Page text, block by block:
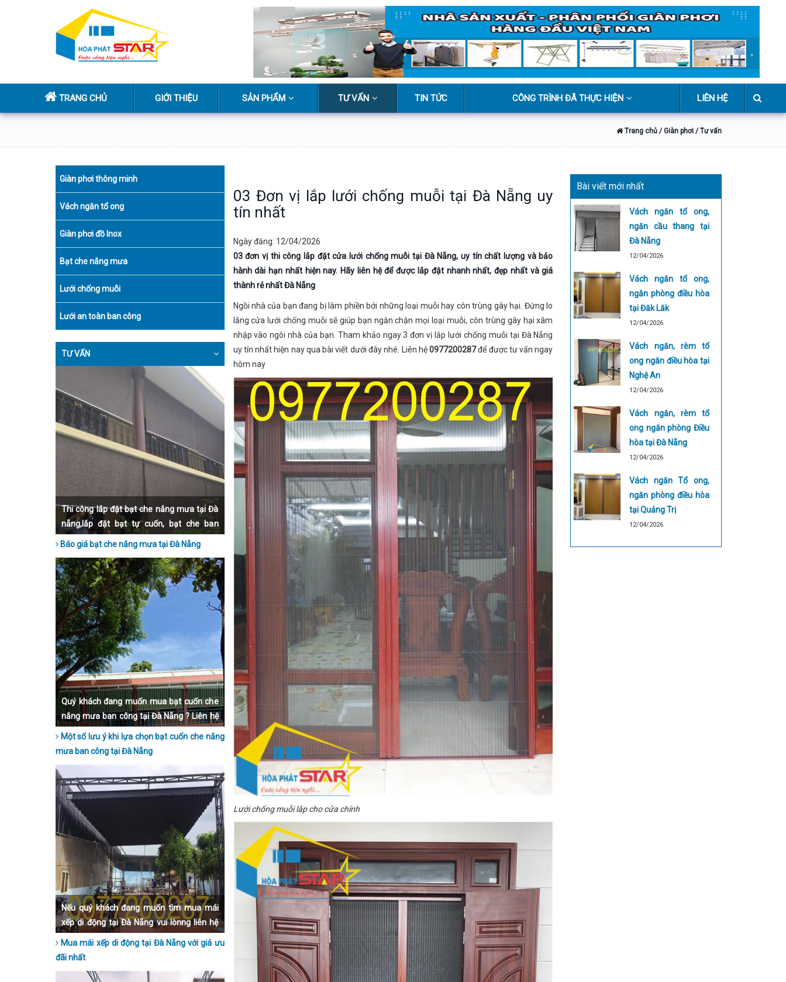
TRANG CHỦ GIỚI THIỆU SẢN PHẨM TƯ VẤN TIN TỨC CÔNG TRÌNH ĐÃ THỰC HIỆN LIÊN HỆ
Trang chủ / Giàn phơi / Tư vấn
03 Đơn vị lắp lưới chống muỗi tại Đà Nẵng uy
tín nhất
Ngày đăng: 12/04/2026
03 đơn vị thi công lắp đặt cửa lưới chống muỗi tại Đà Nẵng, uy tín chất lượng và bảo
hành dài hạn nhất hiện nay. Hãy liên hệ để được lắp đặt nhanh nhất, đẹp nhất và giá
thành rẻ nhất Đà Nẵng
Ngồi nhà của bạn đang bị làm phiền bởi những loại muỗi hay côn trùng gây hại. Đừng lo
lắng cửa lưới chống muỗi sẽ giúp bạn ngăn chặn mọi loại muỗi, côn trùng gây hại xâm
nhập vào ngôi nhà của bạn. Tham khảo ngay 3 đơn vị lắp lưới chống muỗi tại Đà Nẵng
uy tín nhất hiện nay qua bài viết dưới đây nhé. Liên hệ0977200287để được tư vấn ngay
hôm nay
Lưới chống muỗi lắp cho cửa chính
Bài viết mới nhất
Vách ngăn tổ ong,
ngăn cầu thang tại
Đà Nẵng
12/04/2026
Vách ngăn tổ ong,
ngăn phòng điều hòa
tại Đăk Lăk
12/04/2026
Vách ngăn, rèm tổ
ong ngăn điều hòa tại
Nghệ An
12/04/2026
Vách ngăn, rèm tổ
ong ngăn phòng Điều
hòa tại Đà Nẵng
12/04/2026
Vách ngăn Tổ ong,
ngăn phòng điều hòa
tại Quảng Trị
12/04/2026
Giàn phơi thông minh
Vách ngăn tổ ong
Giàn phơi đồ Inox
Bạt che nắng mưa
Lưới chống muỗi
Lưới an toàn ban công
TƯ VẤN
Thi công lắp đặt bạt che nắng mưa tại Đà
nẵng,lắp đặt bạt tự cuốn, bạt che ban
công, bạt mái hiên, bạt xếp, uy tín chất
chóng.
Báo giá bạt che nắng mưa tại Đà Nẵng
Quý khách đang muốn mua bạt cuốn che
nắng mưa ban công tại Đà Nẵng ? Liên hệ
ngay đến Hoà Phát Star qua số hotline để
được tư vấn nhé.
Một số lưu ý khi lựa chọn bạt cuốn che nắng
mưa ban công tại Đà Nẵng
Nếu quý khách đang muốn tìm mua mái
xếp di động tại Đà Nẵng vui lònng liên hệ
qua số hotline 0977200287 để được tư vấn
nhanh nhất nhé.
Mua mái xếp di động tại Đà Nẵng với giá ưu
đãi nhất